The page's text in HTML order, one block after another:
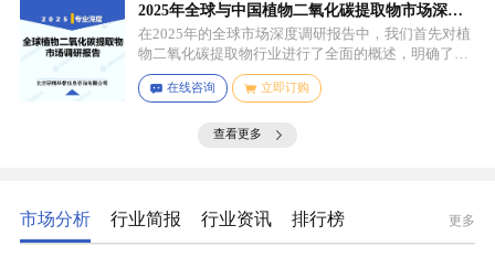
如增塑剂、填充剂、着色剂、抗氧剂、光稳定剂、阻
燃剂等，可改善材料的加工性能、物理性能和化学性
能等。
2025年全球与中国植物二氧化碳提取物市场深度
调研报告：行业趋势与投资前景分析
在2025年的全球市场深度调研报告中，我们首先对植
物二氧化碳提取物行业进行了全面的概述，明确了市
场细分与应用场景。通过对细分产品的定义与特点进
行深入分析，我们揭示了关键应用场景及其客群洞
在线咨询 立即订购
查看更多
市场分析 行业简报 行业资讯 排行榜 更多